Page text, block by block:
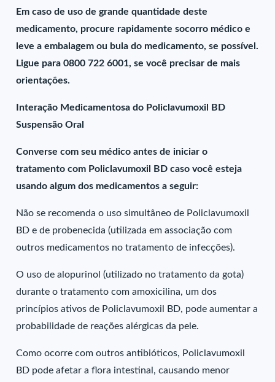
Em caso de uso de grande quantidade deste
medicamento, procure rapidamente socorro médico e
leve a embalagem ou bula do medicamento, se possível.
Ligue para 0800 722 6001, se você precisar de mais
orientações.
Interação Medicamentosa do Policlavumoxil BD
Suspensão Oral
Converse com seu médico antes de iniciar o
tratamento com Policlavumoxil BD caso você esteja
usando algum dos medicamentos a seguir:
Não se recomenda o uso simultâneo de Policlavumoxil
BD e de probenecida (utilizada em associação com
outros medicamentos no tratamento de infecções).
O uso de alopurinol (utilizado no tratamento da gota)
durante o tratamento com amoxicilina, um dos
princípios ativos de Policlavumoxil BD, pode aumentar a
probabilidade de reações alérgicas da pele.
Como ocorre com outros antibióticos, Policlavumoxil
BD pode afetar a flora intestinal, causando menor